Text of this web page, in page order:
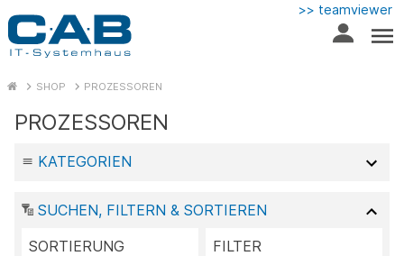
>> teamviewer
SHOP PROZESSOREN
PROZESSOREN
KATEGORIEN
SUCHEN, FILTERN & SORTIEREN
SORTIERUNG
FILTER